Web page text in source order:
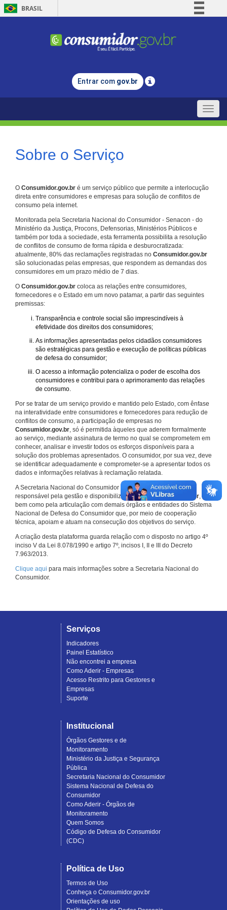
BRASIL
Comunica BR
Legislação
Entrar com gov.br
Toggle
Sobre o Serviço
O Consumidor.gov.br é um serviço público que permite a interlocução
direta entre consumidores e empresas para solução de conflitos de
consumo pela internet.
Monitorada pela Secretaria Nacional do Consumidor - Senacon - do
Ministério da Justiça, Procons, Defensorias, Ministérios Públicos e
também por toda a sociedade, esta ferramenta possibilita a resolução
de conflitos de consumo de forma rápida e desburocratizada:
atualmente, 80% das reclamações registradas no Consumidor.gov.br
são solucionadas pelas empresas, que respondem as demandas dos
consumidores em um prazo médio de 7 dias.
O Consumidor.gov.br coloca as relações entre consumidores,
fornecedores e o Estado em um novo patamar, a partir das seguintes
premissas:
Transparência e controle social são imprescindíveis à
efetividade dos direitos dos consumidores;
As informações apresentadas pelos cidadãos consumidores
são estratégicas para gestão e execução de políticas públicas
de defesa do consumidor;
O acesso a informação potencializa o poder de escolha dos
consumidores e contribui para o aprimoramento das relações
de consumo.
Por se tratar de um serviço provido e mantido pelo Estado, com ênfase
na interatividade entre consumidores e fornecedores para redução de
conflitos de consumo, a participação de empresas no
Consumidor.gov.br, só é permitida àqueles que aderem formalmente
ao serviço, mediante assinatura de termo no qual se comprometem em
conhecer, analisar e investir todos os esforços disponíveis para a
solução dos problemas apresentados. O consumidor, por sua vez, deve
se identificar adequadamente e comprometer-se a apresentar todos os
dados e informações relativas à reclamação relatada.
A Secretaria Nacional do Consumidor do Ministério da Justiça é a
responsável pela gestão e disponibilização doConsumidor.gov.br,
bem como pela articulação com demais órgãos e entidades do Sistema
Nacional de Defesa do Consumidor que, por meio de cooperação
técnica, apoiam e atuam na consecução dos objetivos do serviço.
A criação desta plataforma guarda relação com o disposto no artigo 4º
inciso V da Lei 8.078/1990 e artigo 7º, incisos I, II e III do Decreto
7.963/2013.
Clique aqui para mais informações sobre a Secretaria Nacional do
Consumidor.
Serviços
Indicadores
Painel Estatístico
Não encontrei a empresa
Como Aderir - Empresas
Acesso Restrito para Gestores e
Empresas
Suporte
Institucional
Órgãos Gestores e de
Monitoramento
Ministério da Justiça e Segurança
Pública
Secretaria Nacional do Consumidor
Sistema Nacional de Defesa do
Consumidor
Como Aderir - Órgãos de
Monitoramento
Quem Somos
Código de Defesa do Consumidor
(CDC)
Política de Uso
Termos de Uso
Conheça o Consumidor.gov.br
Orientações de uso